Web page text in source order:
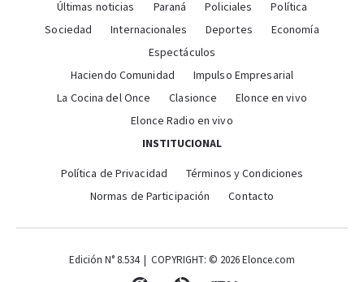
Últimas noticias Paraná Policiales
Política
Sociedad
Internacionales Deportes
Economía
Espectáculos
Haciendo Comunidad
Impulso Empresarial
La Cocina del Once
Clasionce
Elonce en vivo
Elonce Radio en vivo
INSTITUCIONAL
Política de Privacidad
Términos y Condiciones
Normas de Participación
Contacto
Edición N° 8.534 | COPYRIGHT: © 2026 Elonce.com